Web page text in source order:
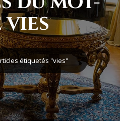
étiquetés "vies"